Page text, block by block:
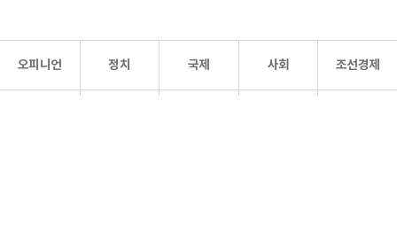
오피니언 정치 국제 사회 조선경제